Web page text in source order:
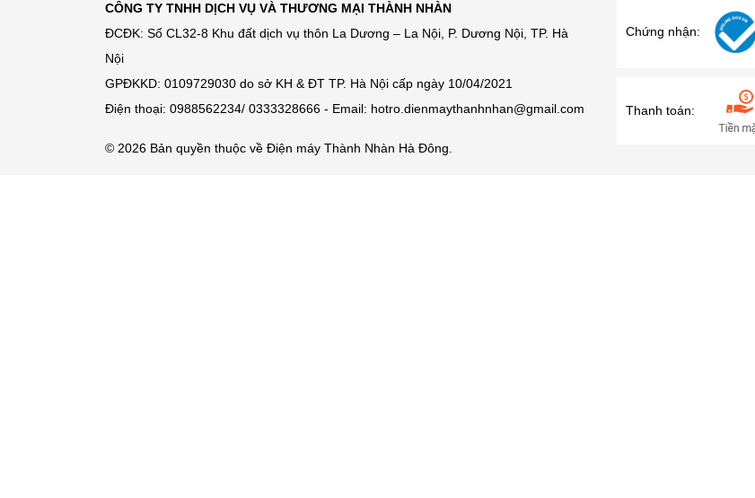
CÔNG TY TNHH DỊCH VỤ VÀ THƯƠNG MẠI THÀNH NHÀN
ĐCĐK: Số CL32-8 Khu đất dịch vụ thôn La Dương – La Nội, P. Dương Nội, TP. Hà
Nội
GPĐKKD: 0109729030 do sở KH & ĐT TP. Hà Nội cấp ngày 10/04/2021
Điện thoại: 0988562234/ 0333328666 - Email: hotro.dienmaythanhnhan@gmail.com
© 2026 Bản quyền thuộc về Điện máy Thành Nhàn Hà Đông.
Chứng nhận:
Thanh toán: